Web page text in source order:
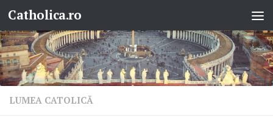
Skip to content
Catholica.ro
LUMEA CATOLICĂ